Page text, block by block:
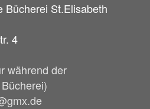
Bücherei St.Elisabeth
4
während der